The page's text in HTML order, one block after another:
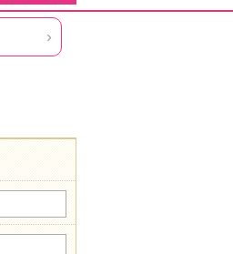
›